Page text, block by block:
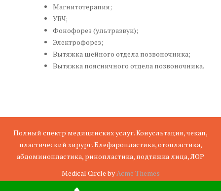
Магнитотерапия;
УВЧ;
Фонофорез (ультразвук);
Электрофорез;
Вытяжка шейного отдела позвоночника;
Вытяжка поясничного отдела позвоночника.
Полный спектр медицинских услуг. Конусльтация, чекап,
пластический хирург. Блефаропластика, отопластика,
абдоминопластика, ринопластика, подтяжка лица, ЛОР
Medical Circle byAcme Themes